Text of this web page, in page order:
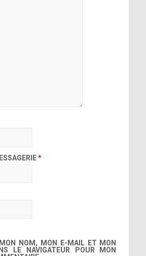
*
MON NOM, MON E-MAIL ET MON
LE NAVIGATEUR POUR MON